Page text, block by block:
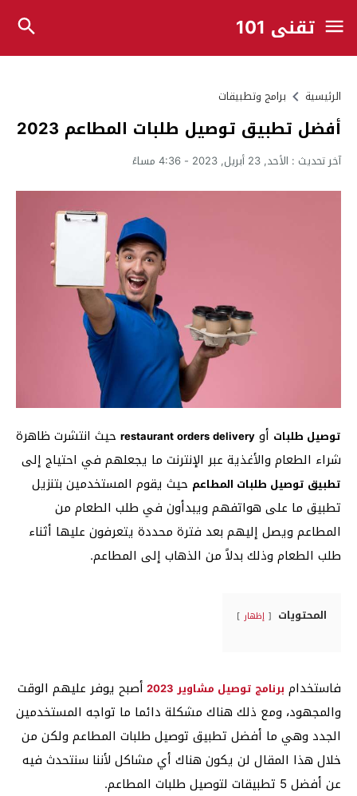
تقني 101
الرئيسية برامج وتطبيقات
أفضل تطبيق توصيل طلبات المطاعم 2023
آخر تحديث : الأحد, 23 أبريل, 2023 - 4:36 مساءً
توصيل طلبات أو restaurant orders delivery حيث انتشرت ظاهرة
شراء الطعام والأغذية عبر الإنترنت ما يجعلهم في احتياج إلى
تطبيق توصيل طلبات المطاعم حيث يقوم المستخدمين بتنزيل
تطبيق ما على هواتفهم ويبدأون في طلب الطعام من
المطاعم ويصل إليهم بعد فترة محددة يتعرفون عليها أثناء
طلب الطعام وذلك بدلاً من الذهاب إلى المطاعم.
المحتويات إظهار
فاستخدام برنامج توصيل مشاوير 2023
أصبح يوفر عليهم الوقت
والمجهود، ومع ذلك هناك مشكلة دائما ما تواجه المستخدمين
الجدد وهي ما أفضل تطبيق توصيل طلبات المطاعم ولكن من
خلال هذا المقال لن يكون هناك أي مشاكل لأننا سنتحدث فيه
عن أفضل 5 تطبيقات لتوصيل طلبات المطاعم.